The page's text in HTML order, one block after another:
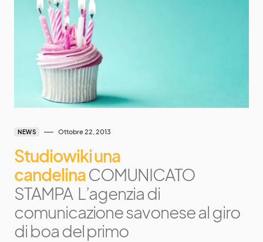
NEWS Ottobre 22, 2013
Studiowiki una
candelinaCOMUNICATO
STAMPA L’agenzia di
comunicazione savonese al giro
di boa del primo